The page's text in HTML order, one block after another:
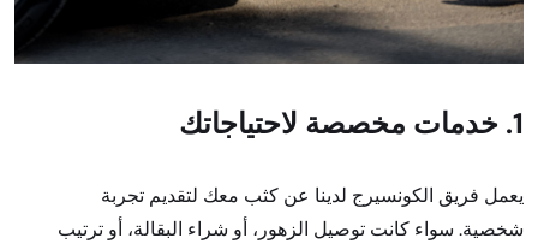
1. خدمات مخصصة لاحتياجاتك
يعمل فريق الكونسيرج لدينا عن كثب معك لتقديم تجربة
شخصية. سواء كانت توصيل الزهور، أو شراء البقالة، أو ترتيب